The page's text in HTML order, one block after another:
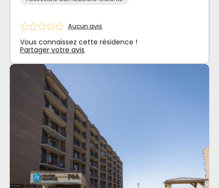
Aucun avis
Vous connaissez cette résidence !
Partager votre avis